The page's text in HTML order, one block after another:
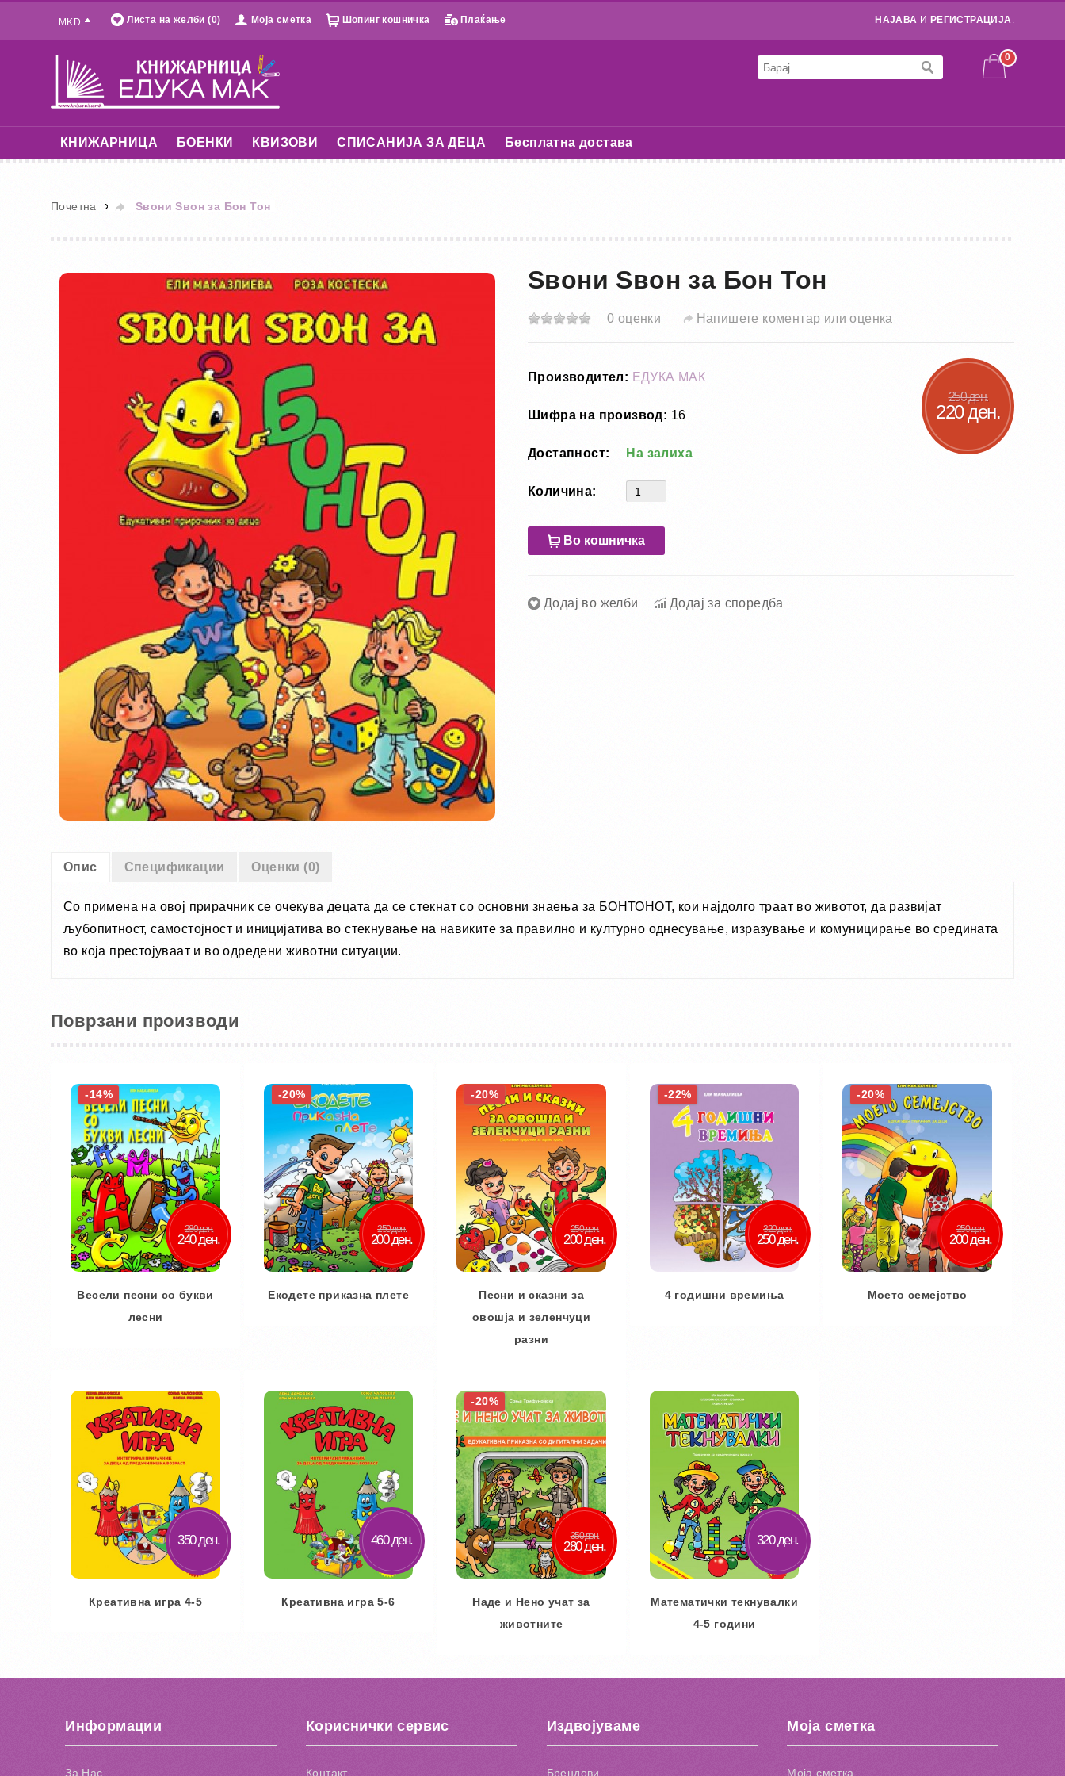
MKD НАЈАВА И РЕГИСТРАЦИЈА.
Листа на желби (0) Моја сметка Шопинг кошничка Плаќање
0
КНИЖАРНИЦА БОЕНКИ КВИЗОВИ СПИСАНИЈА ЗА ДЕЦА Бесплатна достава
Почетна » Ѕвони Ѕвон за Бон Тон
Ѕвони Ѕвон за Бон Тон
0 оценки Напишете коментар или оценка
250 ден.
220 ден.
Производител: ЕДУКА МАК
Шифра на производ: 16
Достапност: На залиха
Количина:
Во кошничка
Додај во желби Додај за споредба
Опис Спецификации Оценки (0)
Со примена на овој прирачник се очекува децата да се стекнат со основни знаења за БОНТОНОТ, кои најдолго траат во животот, да развијат
љубопитност, самостојност и иницијатива во стекнување на навиките за правилно и културно однесување, изразување и комуницирање во средината
во која престојуваат и во одредени животни ситуации.
Поврзани производи
-14%
280 ден.
240 ден.
Весели песни со букви
лесни
Додај во желби
Додај за споредба
-20%
250 ден.
200 ден.
Екодете приказна плете
Додај за споредба
-20%
250 ден.
200 ден.
Песни и сказни за
овошја и зеленчуци
разни
Во кошничка
Додај во желби
Додај за споредба
-22%
320 ден.
250 ден.
4 годишни времиња
Додај за споредба
-20%
250 ден.
200 ден.
Моето семејство
350 ден.
Креативна игра 4-5
460 ден.
Креативна игра 5-6
-20%
350 ден.
280 ден.
Наде и Нено учат за
животните
Додај за споредба
320 ден.
Математички текнувалки
4-5 години
Информации
За Нас
Кориснички сервис
Контакт
Издвојуваме
Брендови
Моја сметка
Моја сметка